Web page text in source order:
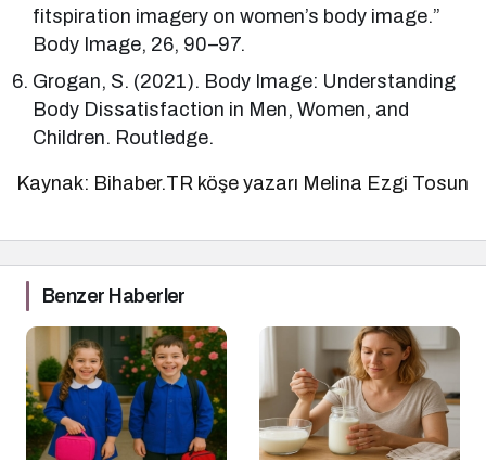
fitspiration imagery on women’s body image.”
Body Image, 26, 90–97.
Grogan, S. (2021). Body Image: Understanding
Body Dissatisfaction in Men, Women, and
Children. Routledge.
Kaynak: Bihaber.TR köşe yazarı Melina Ezgi Tosun
Benzer Haberler